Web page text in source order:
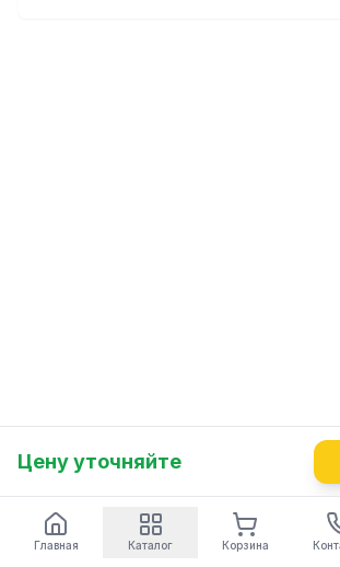
Цену уточняйте
Главная Каталог Корзина